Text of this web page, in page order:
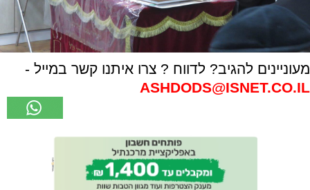
מעוניינים להגיב? לדווח ? צרו איתנו קשר במייל -
ASHDODS@ISNET.CO.IL